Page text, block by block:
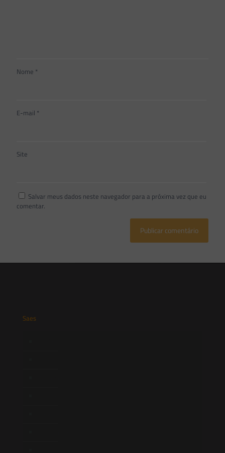
Nome *
E-mail *
Site
Salvar meus dados neste navegador para a próxima vez que eu
comentar.
Saes